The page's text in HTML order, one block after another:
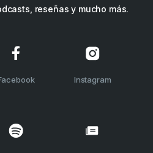
reseñas y mucho más.
Instagram